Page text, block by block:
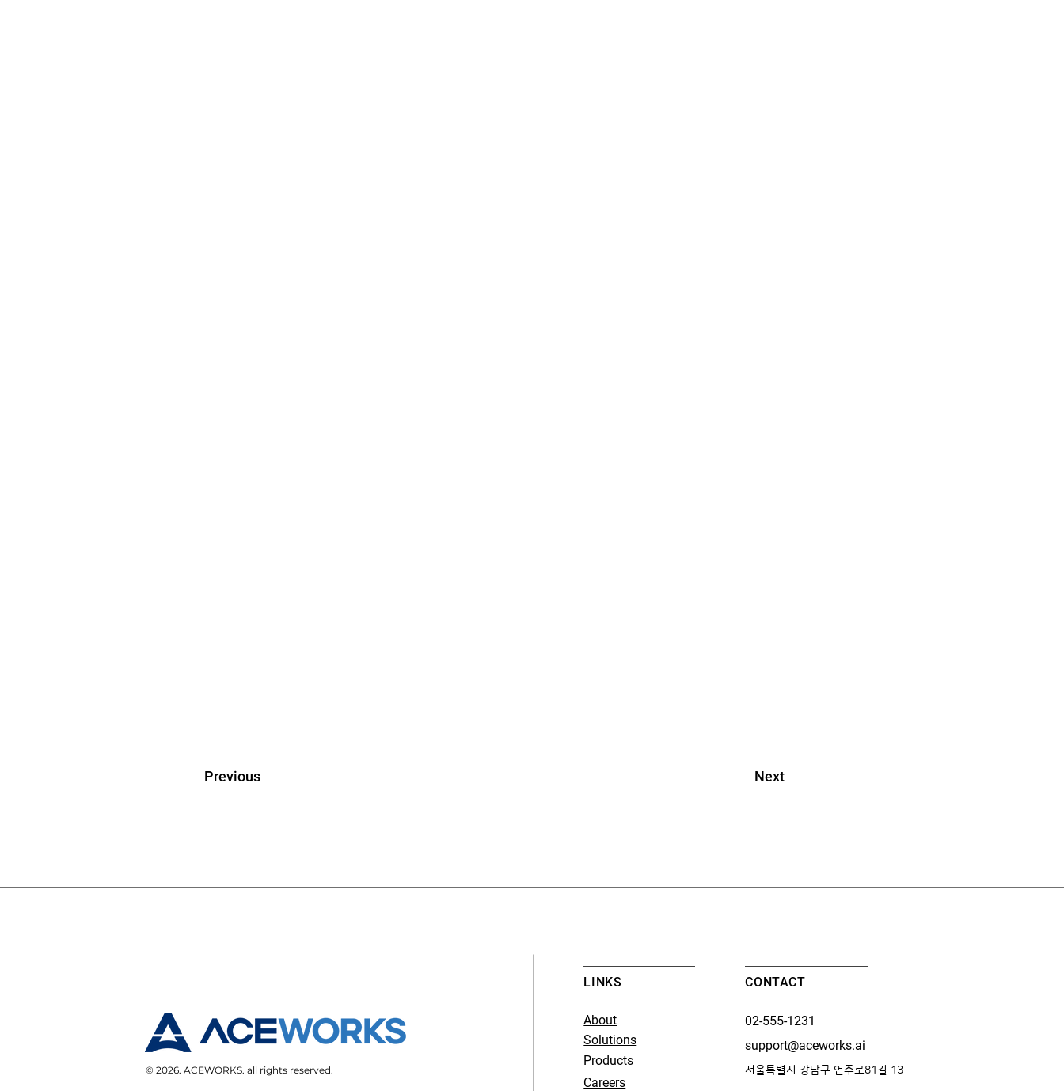
Previous Next
© 2026. ACEWORKS. all rights reserved.
LINKS
About
Solutions
Products
Careers
CONTACT
02-555-1231
support@aceworks.ai
서울특별시 강남구 언주로81길 13